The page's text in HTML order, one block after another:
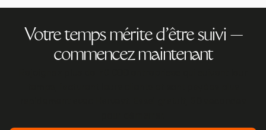
Votre temps mérite d'être suivi —
commencez maintenant